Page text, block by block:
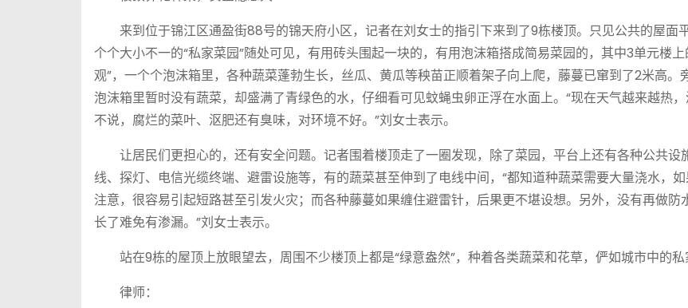
来到位于锦江区通盈街88号的锦天府小区，记者在刘女士的指引下来到了9栋楼顶。只见公共的屋面
个个大小不一的“私家菜园”随处可见，有用砖头围起一块的，有用泡沫箱搭成简易菜园的，其中3单元楼上
观”，一个个泡沫箱里，各种蔬菜蓬勃生长，丝瓜、黄瓜等秧苗正顺着架子向上爬，藤蔓已窜到了2米高。
泡沫箱里暂时没有蔬菜，却盛满了青绿色的水，仔细看可见蚊蝇虫卵正浮在水面上。“现在天气越来越热
不说，腐烂的菜叶、沤肥还有臭味，对环境不好。”刘女士表示。
让居民们更担心的，还有安全问题。记者围着楼顶走了一圈发现，除了菜园，平台上还有各种公共设
线、探灯、电信光缆终端、避雷设施等，有的蔬菜甚至伸到了电线中间，“都知道种蔬菜需要大量浇水，
注意，很容易引起短路甚至引发火灾；而各种藤蔓如果缠住避雷针，后果更不堪设想。另外，没有再做防
长了难免有渗漏。”刘女士表示。
站在9栋的屋顶上放眼望去，周围不少楼顶上都是“绿意盎然”，种着各类蔬菜和花草，俨如城市中的私
律师：